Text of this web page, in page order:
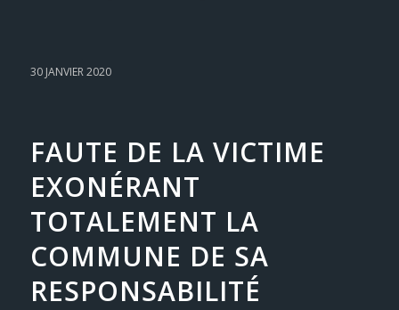
30 JANVIER 2020
FAUTE DE LA VICTIME
EXONÉRANT
TOTALEMENT LA
COMMUNE DE SA
RESPONSABILITÉ